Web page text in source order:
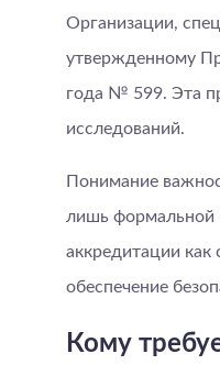
Организации,
утвержденному
года № 599. Эта
исследований.
Понимание
лишь формальной
аккредитации
обеспечение
Кому